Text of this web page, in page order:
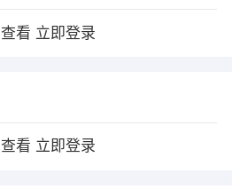
看 立即登录
看 立即登录